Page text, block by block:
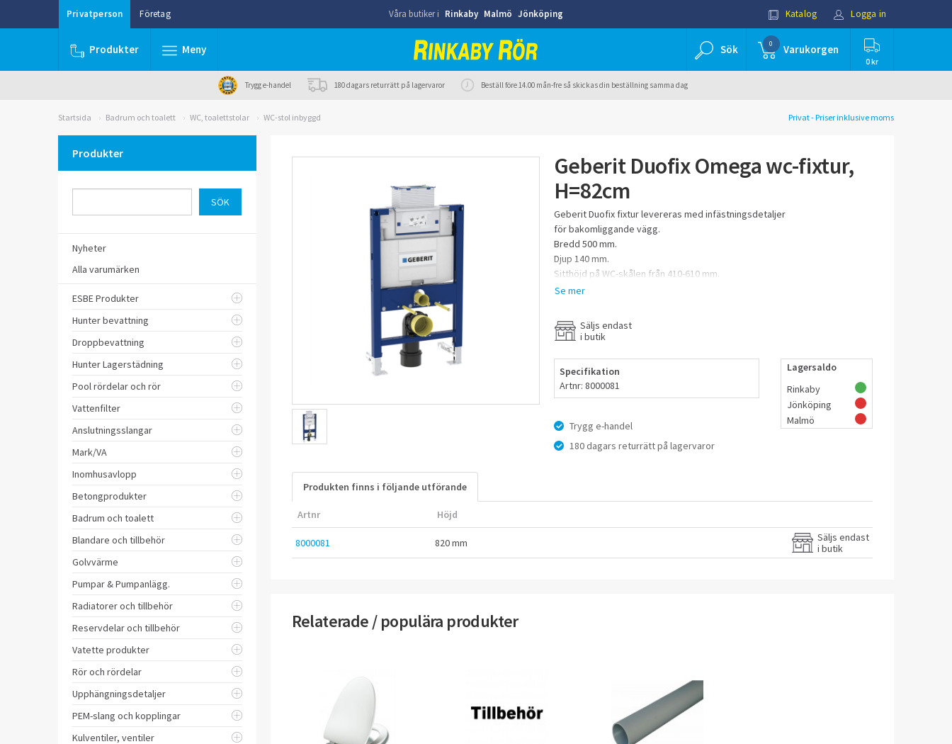
Privatperson Företag Våra butiker i Rinkaby Malmö Jönköping Katalog Logga in
Produkter Meny Sök 0 Varukorgen
0 kr
Trygg e-handel 180 dagars returrätt på lagervaror Beställ före 14.00 mån-fre så skickas din beställning samma dag
Startsida Badrum och toalett WC, toalettstolar WC-stol inbyggd Privat - Priser inklusive moms
Produkter
Nyheter
Alla varumärken
ESBE Produkter
Hunter bevattning
Droppbevattning
Hunter Lagerstädning
Pool rördelar och rör
Vattenfilter
Anslutningsslangar
Mark/VA
Inomhusavlopp
Betongprodukter
Badrum och toalett
Blandare och tillbehör
Golvvärme
Pumpar & Pumpanlägg.
Radiatorer och tillbehör
Reservdelar och tillbehör
Vatette produkter
Rör och rördelar
Upphängningsdetaljer
PEM-slang och kopplingar
Kulventiler, ventiler
Geberit Duofix Omega wc-fixtur,
H=82cm
Geberit Duofix fixtur levereras med infästningsdetaljer
för bakomliggande vägg.
Bredd 500 mm.
Djup 140 mm.
Sitthöjd på WC-skålen från 410-610 mm.
Flexibelt bultavstånd för WC-skålen
Vattenanslutning Pex 15/16
Säljs endast
i butik
Specifikation
Artnr: 8000081
Trygg e-handel
180 dagars returrätt på lagervaror
Lagersaldo
Rinkaby
Jönköping
Malmö
Produkten finns i följande utförande
Artnr Höjd
8000081 820 mm
Säljs endast
i butik
Relaterade / populära produkter